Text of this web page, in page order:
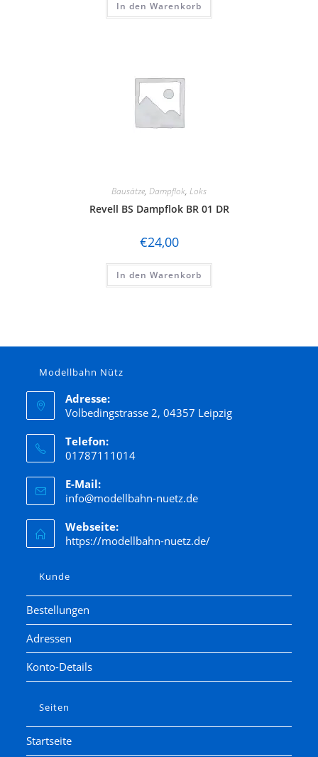
In den Warenkorb
Bausätze, Dampflok, Loks
Revell BS Dampflok BR 01 DR
€24,00
In den Warenkorb
Modellbahn Nütz
Adresse:
Volbedingstrasse 2, 04357 Leipzig
Telefon:
01787111014
E-Mail:
info@modellbahn-nuetz.de
Webseite:
https://modellbahn-nuetz.de/
Kunde
Bestellungen
Adressen
Konto-Details
Seiten
Startseite